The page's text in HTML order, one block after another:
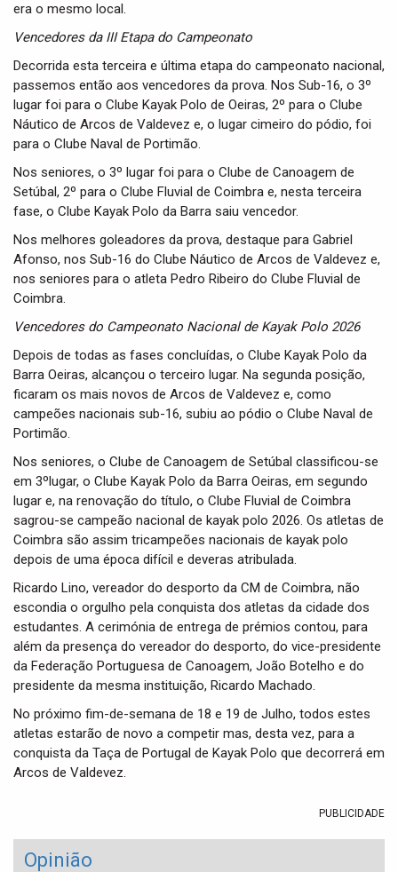
era o mesmo local.
Vencedores da III Etapa do Campeonato
Decorrida esta terceira e última etapa do campeonato nacional,
passemos então aos vencedores da prova. Nos Sub-16, o 3º
lugar foi para o Clube Kayak Polo de Oeiras, 2º para o Clube
Náutico de Arcos de Valdevez e, o lugar cimeiro do pódio, foi
para o Clube Naval de Portimão.
Nos seniores, o 3º lugar foi para o Clube de Canoagem de
Setúbal, 2º para o Clube Fluvial de Coimbra e, nesta terceira
fase, o Clube Kayak Polo da Barra saiu vencedor.
Nos melhores goleadores da prova, destaque para Gabriel
Afonso, nos Sub-16 do Clube Náutico de Arcos de Valdevez e,
nos seniores para o atleta Pedro Ribeiro do Clube Fluvial de
Coimbra.
Vencedores do Campeonato Nacional de Kayak Polo 2026
Depois de todas as fases concluídas, o Clube Kayak Polo da
Barra Oeiras, alcançou o terceiro lugar. Na segunda posição,
ficaram os mais novos de Arcos de Valdevez e, como
campeões nacionais sub-16, subiu ao pódio o Clube Naval de
Portimão.
Nos seniores, o Clube de Canoagem de Setúbal classificou-se
em 3ºlugar, o Clube Kayak Polo da Barra Oeiras, em segundo
lugar e, na renovação do título, o Clube Fluvial de Coimbra
sagrou-se campeão nacional de kayak polo 2026. Os atletas de
Coimbra são assim tricampeões nacionais de kayak polo
depois de uma época difícil e deveras atribulada.
Ricardo Lino, vereador do desporto da CM de Coimbra, não
escondia o orgulho pela conquista dos atletas da cidade dos
estudantes. A cerimónia de entrega de prémios contou, para
além da presença do vereador do desporto, do vice-presidente
da Federação Portuguesa de Canoagem, João Botelho e do
presidente da mesma instituição, Ricardo Machado.
No próximo fim-de-semana de 18 e 19 de Julho, todos estes
atletas estarão de novo a competir mas, desta vez, para a
conquista da Taça de Portugal de Kayak Polo que decorrerá em
Arcos de Valdevez.
PUBLICIDADE
Opinião